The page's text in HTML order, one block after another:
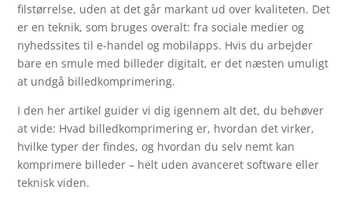
filstørrelse, uden at det går markant ud over kvaliteten. Det
er en teknik, som bruges overalt: fra sociale medier og
nyhedssites til e-handel og mobilapps. Hvis du arbejder
bare en smule med billeder digitalt, er det næsten umuligt
at undgå billedkomprimering.
I den her artikel guider vi dig igennem alt det, du behøver
at vide: Hvad billedkomprimering er, hvordan det virker,
hvilke typer der findes, og hvordan du selv nemt kan
komprimere billeder – helt uden avanceret software eller
teknisk viden.